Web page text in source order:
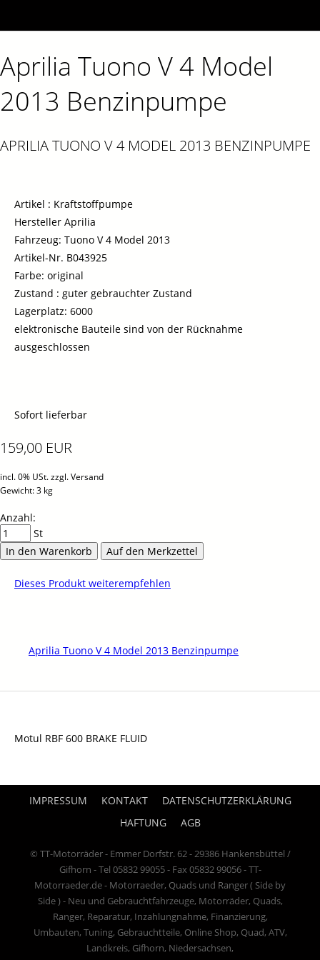
Aprilia Tuono V 4 Model
2013 Benzinpumpe
APRILIA TUONO V 4 MODEL 2013 BENZINPUMPE
Artikel : Kraftstoffpumpe
Hersteller Aprilia
Fahrzeug: Tuono V 4 Model 2013
Artikel-Nr. B043925
Farbe: original
Zustand : guter gebrauchter Zustand
Lagerplatz: 6000
elektronische Bauteile sind von der Rücknahme
ausgeschlossen
Sofort lieferbar
159,00 EUR
incl. 0% USt. zzgl. Versand
Gewicht: 3 kg
Anzahl:
St
In den Warenkorb
Auf den Merkzettel
Dieses Produkt weiterempfehlen
Aprilia Tuono V 4 Model 2013 Benzinpumpe
Motul RBF 600 BRAKE FLUID
IMPRESSUM KONTAKT
DATENSCHUTZERKLÄRUNG
HAFTUNG
AGB
© TT-Motorräder - Emmer Dorfstr. 62 - 29386 Hankensbüttel /
Gifhorn - Tel 05832 99055 - Fax 05832 99056 - TT-
Motorraeder.de - Motorraeder, Quads und Ranger ( Side by
Side ) - Neu und Gebrauchtfahrzeuge, Motorräder, Quads,
Ranger, Reparatur, Inzahlungnahme, Finanzierung,
Umbauten, Tuning, Gebrauchtteile, Online Shop, Quad, ATV,
Landkreis, Gifhorn, Niedersachsen,